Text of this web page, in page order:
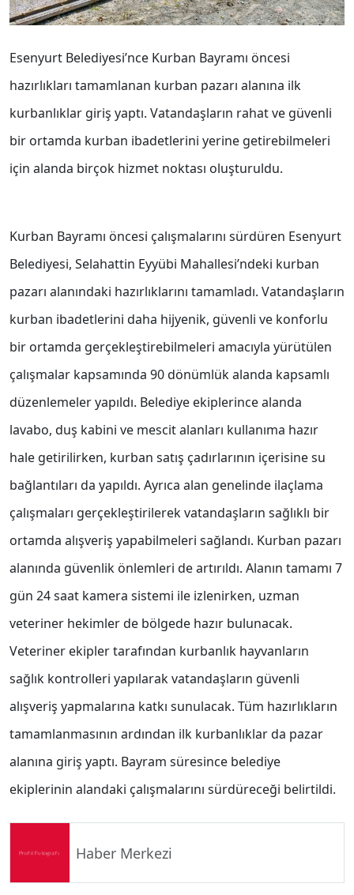
Esenyurt Belediyesi’nce Kurban Bayramı öncesi
hazırlıkları tamamlanan kurban pazarı alanına ilk
kurbanlıklar giriş yaptı. Vatandaşların rahat ve güvenli
bir ortamda kurban ibadetlerini yerine getirebilmeleri
için alanda birçok hizmet noktası oluşturuldu.
Kurban Bayramı öncesi çalışmalarını sürdüren Esenyurt
Belediyesi, Selahattin Eyyübi Mahallesi’ndeki kurban
pazarı alanındaki hazırlıklarını tamamladı. Vatandaşların
kurban ibadetlerini daha hijyenik, güvenli ve konforlu
bir ortamda gerçekleştirebilmeleri amacıyla yürütülen
çalışmalar kapsamında 90 dönümlük alanda kapsamlı
düzenlemeler yapıldı. Belediye ekiplerince alanda
lavabo, duş kabini ve mescit alanları kullanıma hazır
hale getirilirken, kurban satış çadırlarının içerisine su
bağlantıları da yapıldı. Ayrıca alan genelinde ilaçlama
çalışmaları gerçekleştirilerek vatandaşların sağlıklı bir
ortamda alışveriş yapabilmeleri sağlandı. Kurban pazarı
alanında güvenlik önlemleri de artırıldı. Alanın tamamı 7
gün 24 saat kamera sistemi ile izlenirken, uzman
veteriner hekimler de bölgede hazır bulunacak.
Veteriner ekipler tarafından kurbanlık hayvanların
sağlık kontrolleri yapılarak vatandaşların güvenli
alışveriş yapmalarına katkı sunulacak. Tüm hazırlıkların
tamamlanmasının ardından ilk kurbanlıklar da pazar
alanına giriş yaptı. Bayram süresince belediye
ekiplerinin alandaki çalışmalarını sürdüreceği belirtildi.
Haber Merkezi